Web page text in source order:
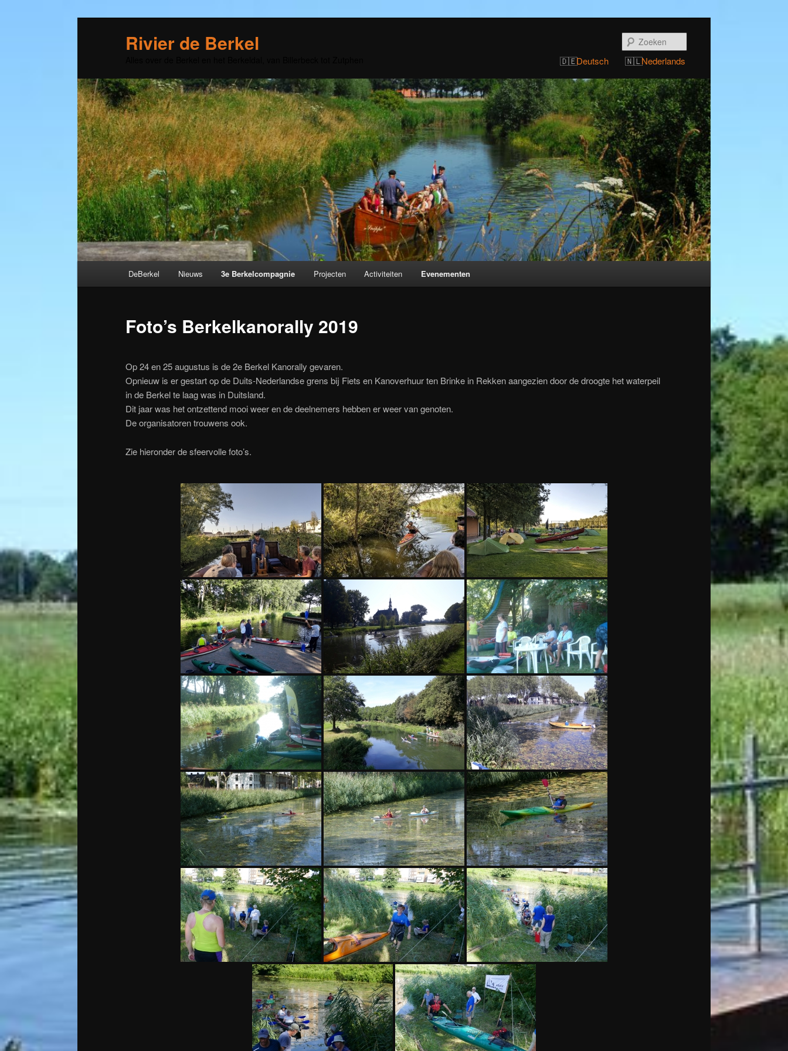
Rivier de Berkel
Deutsch Nederlands
Spring
de
primaire
inhoud
DeBerkel Nieuws 3e Berkelcompagnie Projecten Activiteiten Evenementen
Foto’s Berkelkanorally 2019
Op 24 en 25 augustus is de 2e Berkel Kanorally gevaren.
Opnieuw is er gestart op de Duits-Nederlandse grens bij Fiets en Kanoverhuur ten Brinke in Rekken aangezien door de droogte het waterpeil
in de Berkel te laag was in Duitsland.
Dit jaar was het ontzettend mooi weer en de deelnemers hebben er weer van genoten.
De organisatoren trouwens ook.
Zie hieronder de sfeervolle foto’s.